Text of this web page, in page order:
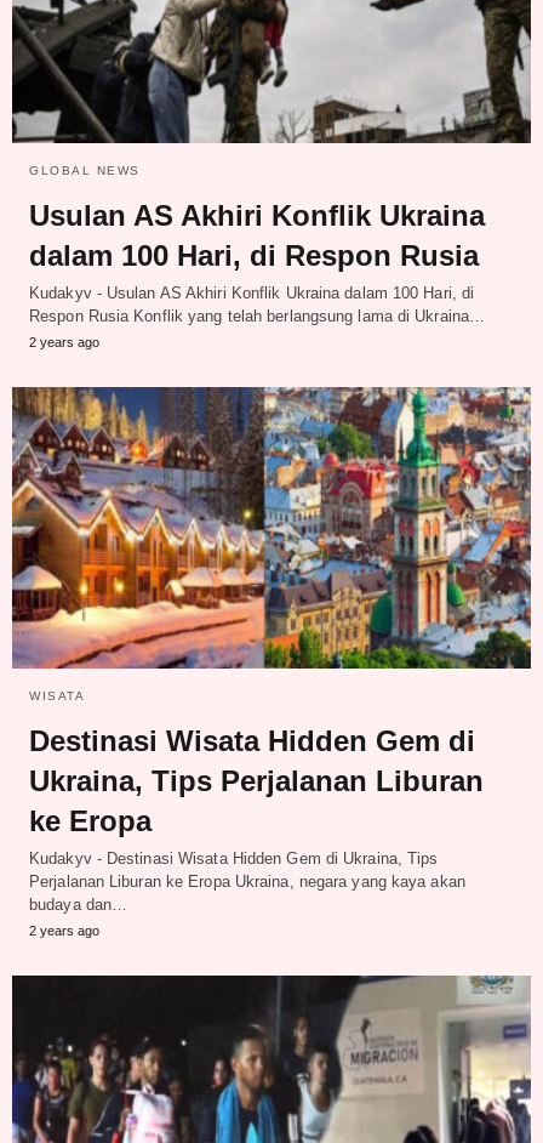
GLOBAL NEWS
Usulan AS Akhiri Konflik Ukraina
dalam 100 Hari, di Respon Rusia
Kudakyv - Usulan AS Akhiri Konflik Ukraina dalam 100 Hari, di
Respon Rusia Konflik yang telah berlangsung lama di Ukraina…
2 years ago
WISATA
Destinasi Wisata Hidden Gem di
Ukraina, Tips Perjalanan Liburan
ke Eropa
Kudakyv - Destinasi Wisata Hidden Gem di Ukraina, Tips
Perjalanan Liburan ke Eropa Ukraina, negara yang kaya akan
budaya dan…
2 years ago